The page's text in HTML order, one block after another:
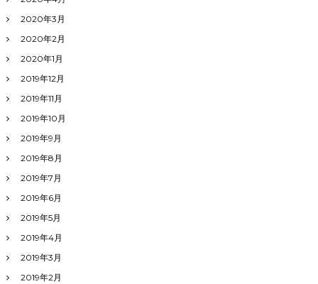
2020年3月
2020年2月
2020年1月
2019年12月
2019年11月
2019年10月
2019年9月
2019年8月
2019年7月
2019年6月
2019年5月
2019年4月
2019年3月
2019年2月